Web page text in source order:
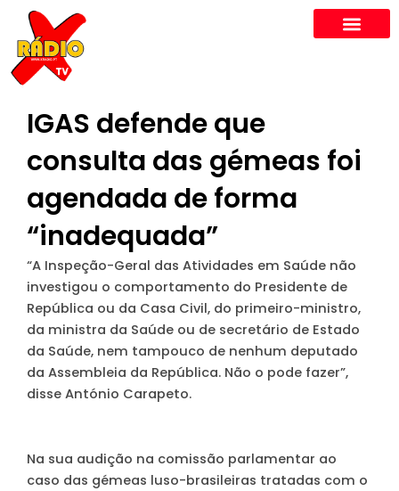
content
IGAS defende que
consulta das gémeas foi
agendada de forma
“inadequada”
“A Inspeção-Geral das Atividades em Saúde não
investigou o comportamento do Presidente de
República ou da Casa Civil, do primeiro-ministro,
da ministra da Saúde ou de secretário de Estado
da Saúde, nem tampouco de nenhum deputado
da Assembleia da República. Não o pode fazer”,
disse António Carapeto.
Na sua audição na comissão parlamentar ao
caso das gémeas luso-brasileiras tratadas com o